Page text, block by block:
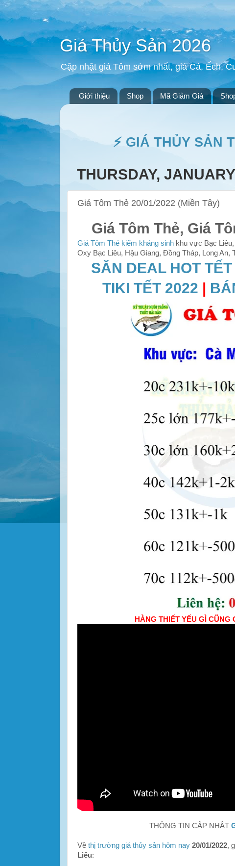
Giá Thủy Sản 2026
Cập nhật giá Tôm sớm nhất, giá Cá, Ếch,
Giới thiệu Shop Mã Giảm Giá
⚡ GIÁ THỦY SẢN
THURSDAY,
Giá Tôm Thẻ 20/01/2022 (Miền Tây)
Giá Tôm Thẻ, Giá
Giá Tôm Thẻ kiểm kháng sinh khu vực Bạc
Oxy Bạc Liêu, Hậu Giang, Đồng Tháp, Long An,
SĂN DEAL HOT
TIKI TẾT 2022 |
HÀNG THIẾT YẾU GÌ CŨNG
THÔNG TIN CẬP NHẬT
Về thị trường giá thủy sản hôm nay 20/01/2022,
Liêu: